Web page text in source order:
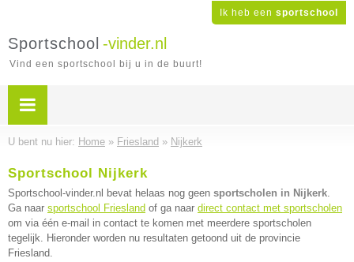
Ik heb een sportschool
Sportschool -vinder.nl
Vind een sportschool bij u in de buurt!
U bent nu hier: Home » Friesland » Nijkerk
Sportschool Nijkerk
Sportschool-vinder.nl bevat helaas nog geen sportscholen in Nijkerk.
Ga naar sportschool Friesland of ga naar direct contact met sportscholen
om via één e-mail in contact te komen met meerdere sportscholen
tegelijk. Hieronder worden nu resultaten getoond uit de provincie
Friesland.